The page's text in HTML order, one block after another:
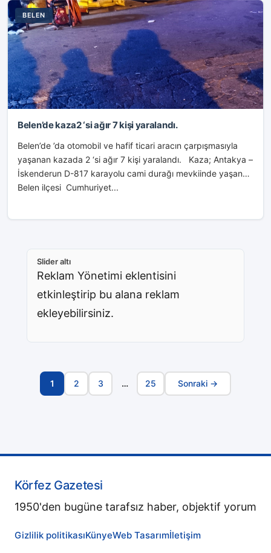
BELEN
Belen’de kaza2 ‘si ağır 7 kişi yaralandı.
Belen’de ’da otomobil ve hafif ticari aracın çarpışmasıyla
yaşanan kazada 2 ‘si ağır 7 kişi yaralandı. Kaza; Antakya –
İskenderun D-817 karayolu cami durağı mevkiinde yaşandı.
Belen ilçesi Cumhuriyet...
Slider altı
Reklam Yönetimi eklentisini
etkinleştirip bu alana reklam
ekleyebilirsiniz.
Sayfa
1 2 3 … 25 Sonraki →
Körfez Gazetesi
1950'den bugüne tarafsız haber, objektif yorum
Gizlilik politikasıKünyeWeb Tasarımİletişim